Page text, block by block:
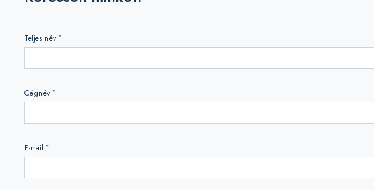
Teljes név *
Cégnév *
E-mail *